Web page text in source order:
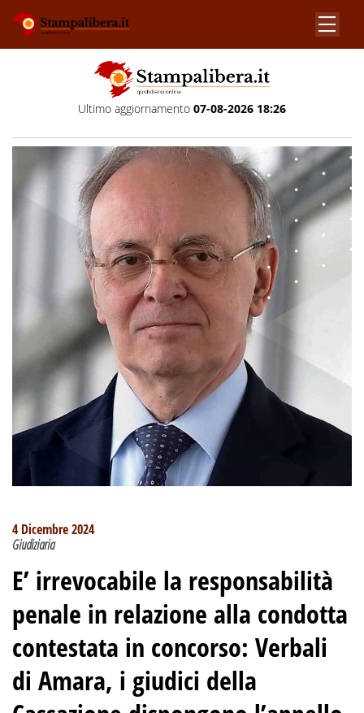
Ultimo aggiornamento 07-08-2026 18:26
4 Dicembre 2024
Giudiziaria
E’ irrevocabile la responsabilità
penale in relazione alla condotta
contestata in concorso: Verbali
di Amara, i giudici della